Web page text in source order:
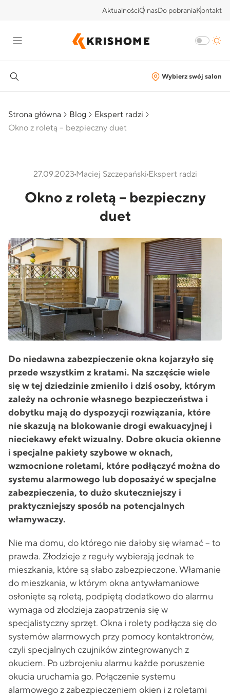
AktualnościO nasDo pobraniaKontakt
Wybierz swój salon
Strona główna Blog
Ekspert radzi
Okno z roletą – bezpieczny duet
27.09.2023Maciej SzczepańskiEkspert radzi
Okno z roletą – bezpieczny
duet
Do niedawna zabezpieczenie okna kojarzyło się
przede wszystkim z kratami. Na szczęście wiele
się w tej dziedzinie zmieniło i dziś osoby, którym
zależy na ochronie własnego bezpieczeństwa i
dobytku mają do dyspozycji rozwiązania, które
nie skazują na blokowanie drogi ewakuacyjnej i
nieciekawy efekt wizualny. Dobre okucia okienne
i specjalne pakiety szybowe w oknach,
wzmocnione roletami, które podłączyć można do
systemu alarmowego lub doposażyć w specjalne
zabezpieczenia, to dużo skuteczniejszy i
praktyczniejszy sposób na potencjalnych
włamywaczy.
Nie ma domu, do którego nie dałoby się włamać – to
prawda. Złodzieje z reguły wybierają jednak te
mieszkania, które są słabo zabezpieczone. Włamanie
do mieszkania, w którym okna antywłamaniowe
osłonięte są roletą, podpiętą dodatkowo do alarmu
wymaga od złodzieja zaopatrzenia się w
specjalistyczny sprzęt. Okna i rolety podłącza się do
systemów alarmowych przy pomocy kontaktronów,
czyli specjalnych czujników zintegrowanych z
okuciem. Po uzbrojeniu alarmu każde poruszenie
okucia uruchamia go. Połączenie systemu
alarmowego z zabezpieczeniem okien i z roletami